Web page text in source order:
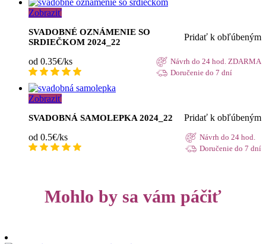
Zobraziť
SVADOBNÉ OZNÁMENIE SO
SRDIEČKOM 2024_22
Pridať k obľúbeným
od 0.35€/ks
Návrh do 24 hod. ZDARMA
Doručenie do 7 dní
Zobraziť
SVADOBNÁ SAMOLEPKA 2024_22
Pridať k obľúbeným
od 0.5€/ks
Návrh do 24 hod.
Doručenie do 7 dní
Mohlo by sa vám páčiť